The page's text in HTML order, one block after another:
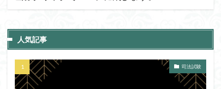
人気記事
司法試験